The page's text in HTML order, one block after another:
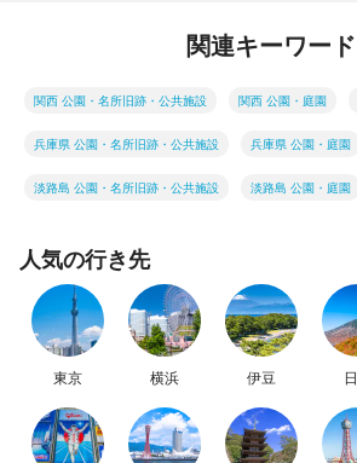
関連キーワード
関西 公園・名所旧跡・公共施設 関西 公園・庭園
兵庫県 公園・名所旧跡・公共施設 兵庫県 公園・庭園
淡路島 公園・名所旧跡・公共施設 淡路島 公園・庭園
人気の行き先
東京 横浜 伊豆